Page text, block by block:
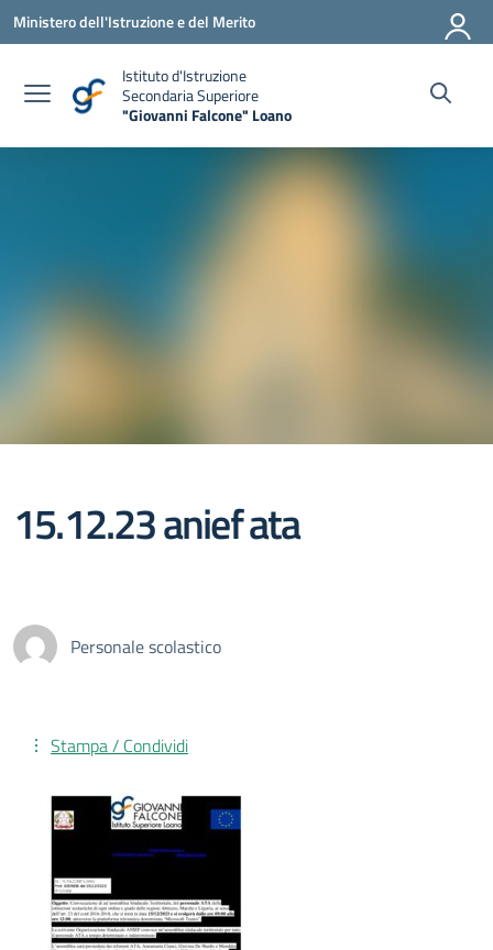
Vai ai contenuti
Vai al menu di navigazione
Vai al footer
Ministero dell'Istruzione e del Merito
Istituto d'Istruzione
Secondaria Superiore
"Giovanni Falcone" Loano
15.12.23 anief ata
Personale scolastico
Stampa / Condividi